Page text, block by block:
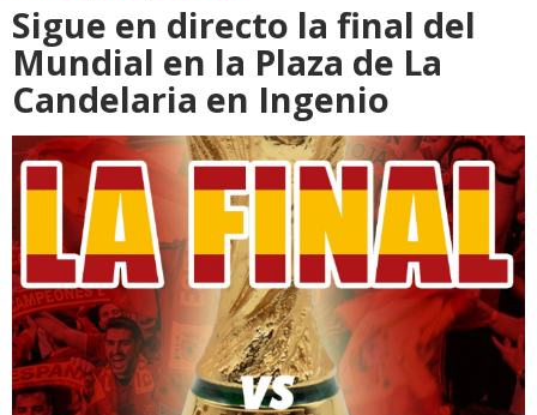
Sigue en directo la final del
Mundial en la Plaza de La
Candelaria en Ingenio